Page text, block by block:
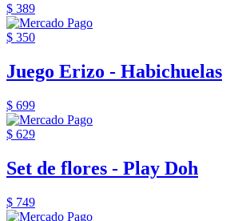
$ 389
$ 350
Juego Erizo - Habichuelas
$ 699
$ 629
Set de flores - Play Doh
$ 749